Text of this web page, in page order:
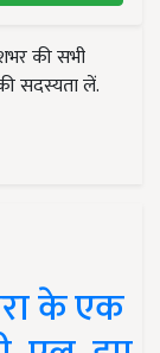
की सभी
सदस्यता लें.
के एक